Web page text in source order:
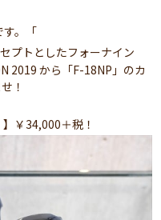
。「
プトとしたフォーナイン
2019 から「F-18NP」のカ
！
】￥34,000＋税！